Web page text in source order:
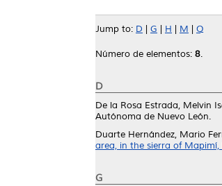
Jump to: D G H M Q
Número de elementos: 8.
D
De la Rosa Estrada, Melvin
Autónoma de Nuevo León.
Duarte Hernández, Mario
area, in the sierra of
G